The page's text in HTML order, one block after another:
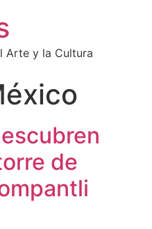
Arte y la Cultura
de